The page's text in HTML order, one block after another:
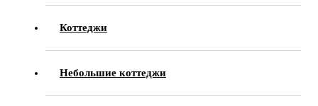
Коттеджи
Небольшие коттеджи